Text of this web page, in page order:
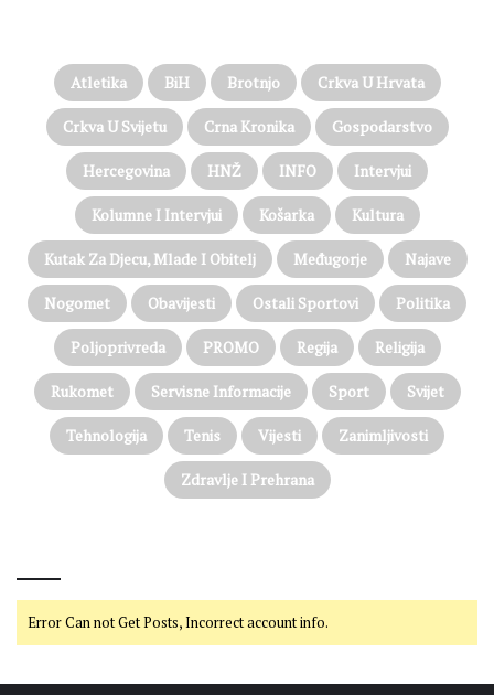
Atletika BiH Brotnjo Crkva U Hrvata
Crkva U Svijetu Crna Kronika Gospodarstvo
Hercegovina HNŽ INFO Intervjui
Kolumne I Intervjui Košarka Kultura
Kutak Za Djecu, Mlade I Obitelj Međugorje Najave
Nogomet Obavijesti Ostali Sportovi Politika
Poljoprivreda PROMO Regija Religija
Rukomet Servisne Informacije Sport Svijet
Tehnologija Tenis Vijesti Zanimljivosti
Zdravlje I Prehrana
Error Can not Get Posts, Incorrect account info.